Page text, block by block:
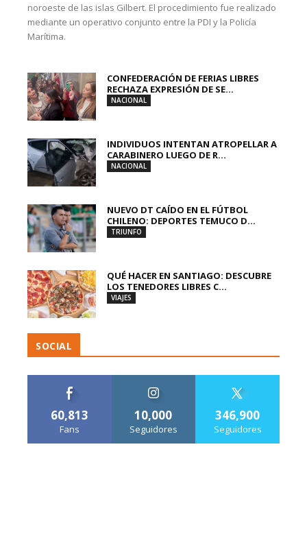
noroeste de las islas Gilbert. El procedimiento fue realizado
mediante un operativo conjunto entre la PDI y la Policía
Marítima.
CONFEDERACIÓN DE FERIAS LIBRES
RECHAZA EXPRESIÓN DE SE...
NACIONAL
INDIVIDUOS INTENTAN ATROPELLAR A
CARABINERO LUEGO DE R...
NACIONAL
NUEVO DT CAÍDO EN EL FÚTBOL
CHILENO: DEPORTES TEMUCO D...
TRIUNFO
QUÉ HACER EN SANTIAGO: DESCUBRE
LOS TENEDORES LIBRES C...
VIAJES
SOCIAL
60,813
Fans
10,000
Seguidores
346,900
Seguidores